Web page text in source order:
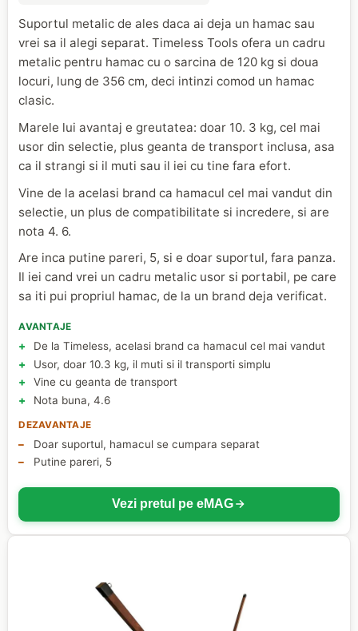
Suportul metalic de ales daca ai deja un hamac sau
vrei sa il alegi separat. Timeless Tools ofera un cadru
metalic pentru hamac cu o sarcina de 120 kg si doua
locuri, lung de 356 cm, deci intinzi comod un hamac
clasic.
Marele lui avantaj e greutatea: doar 10. 3 kg, cel mai
usor din selectie, plus geanta de transport inclusa, asa
ca il strangi si il muti sau il iei cu tine fara efort.
Vine de la acelasi brand ca hamacul cel mai vandut din
selectie, un plus de compatibilitate si incredere, si are
nota 4. 6.
Are inca putine pareri, 5, si e doar suportul, fara panza.
Il iei cand vrei un cadru metalic usor si portabil, pe care
sa iti pui propriul hamac, de la un brand deja verificat.
AVANTAJE
De la Timeless, acelasi brand ca hamacul cel mai vandut
Usor, doar 10.3 kg, il muti si il transporti simplu
Vine cu geanta de transport
Nota buna, 4.6
DEZAVANTAJE
Doar suportul, hamacul se cumpara separat
Putine pareri, 5
Vezi pretul pe eMAG